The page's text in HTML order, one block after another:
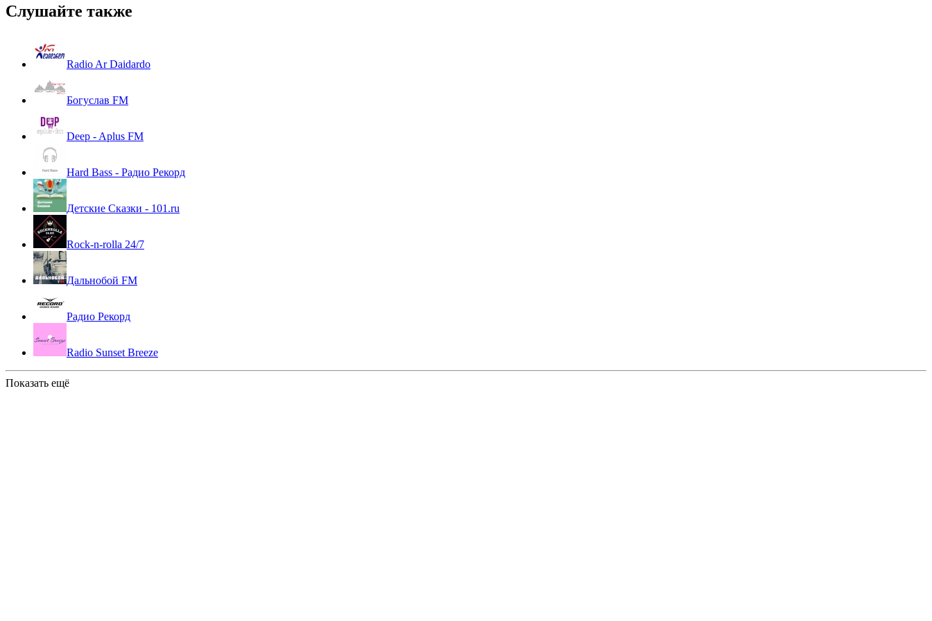
Слушайте также
Radio Ar Daidardo
Богуслав FM
Deep - Aplus FM
Hard Bass - Радио Рекорд
Детские Сказки - 101.ru
Rock-n-rolla 24/7
Дальнобой FM
Радио Рекорд
Radio Sunset Breeze
Показать ещё